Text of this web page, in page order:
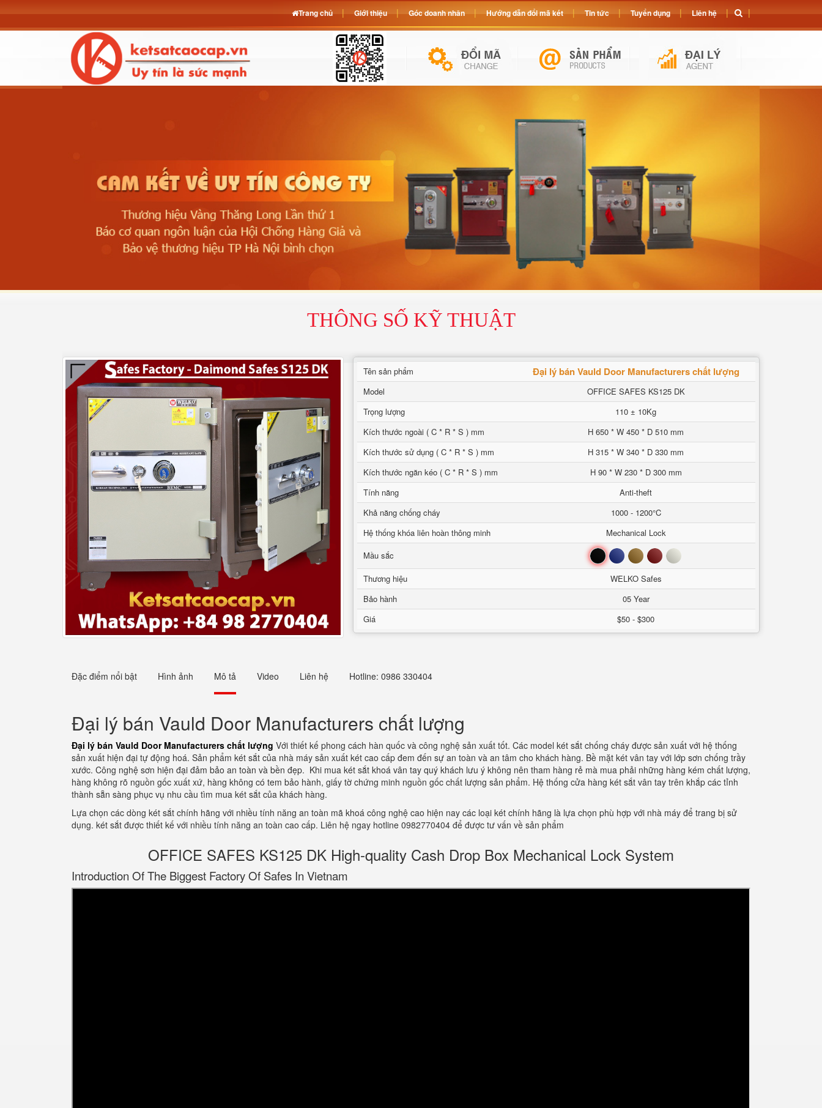
THÔNG SỐ KỸ THUẬT
Tên sản phẩm Đại lý bán Vauld Door Manufacturers chất lượng
Model
OFFICE SAFES KS125 DK
Trọng lượng
110 ± 10Kg
Kích thước ngoài ( C * R * S ) mm
H 650 * W 450 * D 510 mm
Kích thước sử dụng ( C * R * S ) mm
H 315 * W 340 * D 330 mm
Kích thước ngăn kéo ( C * R * S ) mm
H 90 * W 230 * D 300 mm
Tính năng
Anti-theft
Khả năng chống cháy
1000 - 1200°C
Hệ thống khóa liên hoàn thông minh
Mechanical Lock
Mầu sắc
Đen Xanh Nâu Đỏ Trắng
Thương hiệu
WELKO Safes
Bảo hành
05 Year
Giá
$50 - $300
Đặc điểm nổi bật Hình ảnh Mô tả Video Liên hệ Hotline: 0986 330404
Đại lý bán Vauld Door Manufacturers chất lượng
Đại lý bán Vauld Door Manufacturers chất lượng Với thiết kế phong cách hàn quốc và công nghệ sản xuất tốt. Các model két sắt chống cháy được sản xuất với hệ thống
sản xuất hiện đại tự động hoá. Sản phẩm két sắt của nhà máy sản xuất két cao cấp đem đến sự an toàn và an tâm cho khách hàng. Bề mặt két vân tay với lớp sơn chống trầy
xước. Công nghệ sơn hiện đại đảm bảo an toàn và bền đẹp. Khi mua két sắt khoá vân tay quý khách lưu ý không nên tham hàng rẻ mà mua phải những hàng kém chất lượng,
hàng không rõ nguồn gốc xuất xứ, hàng không có tem bảo hành, giấy tờ chứng minh nguồn gốc chất lượng sản phẩm. Hệ thống cửa hàng két sắt vân tay trên khắp các tỉnh
thành sẵn sàng phục vụ nhu cầu tìm mua két sắt của khách hàng.
Lựa chọn các dòng két sắt chính hãng với nhiều tính năng an toàn mã khoá công nghệ cao hiện nay các loại két chính hãng là lựa chọn phù hợp với nhà máy để trang bị sử
dụng. két sắt được thiết kế với nhiều tính năng an toàn cao cấp. Liên hệ ngay hotline 0982770404 để được tư vấn về sản phẩm
OFFICE SAFES KS125 DK High-quality Cash Drop Box Mechanical Lock System
Introduction Of The Biggest Factory Of Safes In Vietnam
Trang chủ Giới thiệu Góc doanh nhân Hướng dẫn đổi mã két Tin tức Tuyển dụng Liên hệ